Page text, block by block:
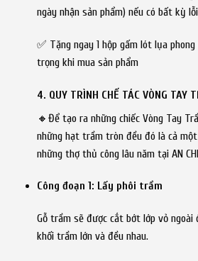
ngày nhận sản phẩm) nếu có bất kỳ
✅ Tặng ngay 1 hộp gấm lót lụa
trọng khi mua sản phẩm
4. QUY TRÌNH CHẾ TÁC VÒNG TAY
🔸Để tạo ra những chiếc Vòng Tay
những hạt trầm tròn đều đó là cả
những thợ thủ công lâu năm tại AN
Công đoạn 1: Lấy phôi trầm
Gỗ trầm sẽ được cắt bớt lớp vỏ ngoài
khối trầm lớn và đều nhau.